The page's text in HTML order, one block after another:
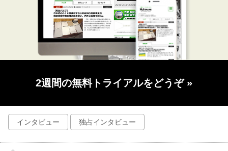
2週間の無料トライアルをどうぞ »
インタビュー 独占インタビュー